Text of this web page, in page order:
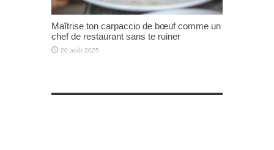
Maîtrise ton carpaccio de bœuf comme un
chef de restaurant sans te ruiner
20 août 2025